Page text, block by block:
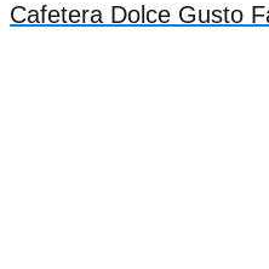
Cafetera Dolce Gusto